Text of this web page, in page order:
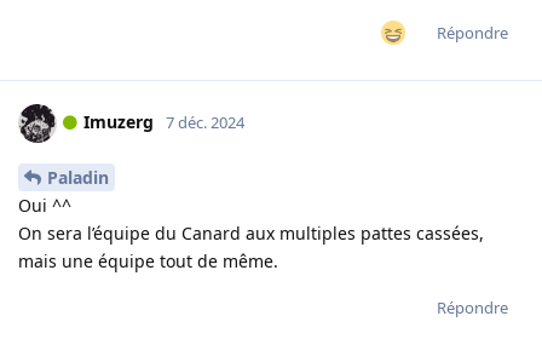
Répondre
Imuzerg 7 déc. 2024
Paladin
Oui ^^
On sera l’équipe du Canard aux multiples pattes cassées,
mais une équipe tout de même.
Répondre